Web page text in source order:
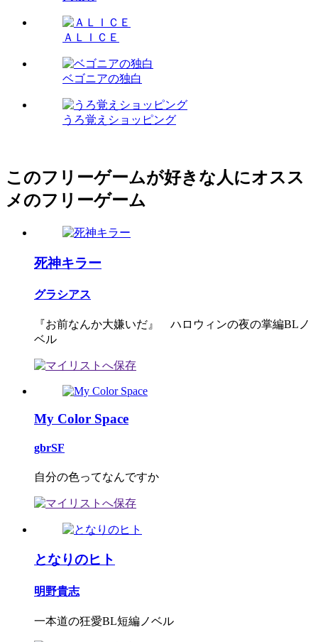
ＡＬＩＣＥ
ベゴニアの独白
うろ覚えショッピング
このフリーゲームが好きな人にオスス
メのフリーゲーム
死神キラー
グラシアス
『お前なんか大嫌いだ』 ハロウィンの夜の掌編BLノ
ベル
My Color Space
gbrSF
自分の色ってなんですか
となりのヒト
明野貴志
一本道の狂愛BL短編ノベル